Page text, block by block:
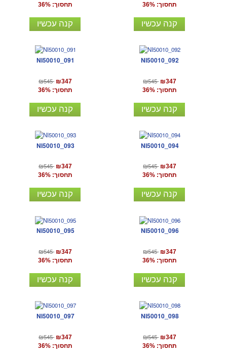
תחסוך: 36%
קנה עכשיו
תחסוך: 36%
קנה עכשיו
NI50010_091
₪545 ₪347
תחסוך: 36%
קנה עכשיו
NI50010_092
₪545 ₪347
תחסוך: 36%
קנה עכשיו
NI50010_093
₪545 ₪347
תחסוך: 36%
קנה עכשיו
NI50010_094
₪545 ₪347
תחסוך: 36%
קנה עכשיו
NI50010_095
₪545 ₪347
תחסוך: 36%
קנה עכשיו
NI50010_096
₪545 ₪347
תחסוך: 36%
קנה עכשיו
NI50010_097
₪545 ₪347
תחסוך: 36%
NI50010_098
₪545 ₪347
תחסוך: 36%